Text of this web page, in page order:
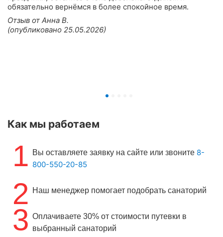
обязательно вернёмся в более спокойное время.
Отзыв от Анна В.
(опубликовано 25.05.2026)
Как мы работаем
1 Вы оставляете заявку на сайте или звоните 8-
800-550-20-85
2 Наш менеджер помогает подобрать санаторий
3 Оплачиваете 30% от стоимости путевки в
выбранный санаторий